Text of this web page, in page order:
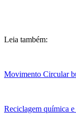
Leia também:
Movimento Circular
Reciclagem química